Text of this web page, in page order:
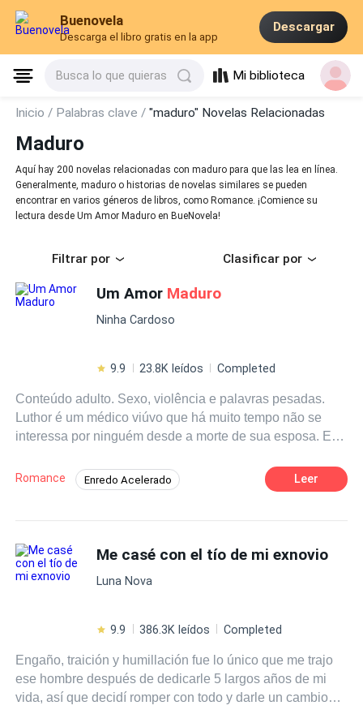
Buenovela
Descarga el libro gratis en la app
Descargar
Busca lo que quieras Mi biblioteca
Inicio / Palabras clave /"maduro" Novelas Relacionadas
Maduro
Aquí hay 200 novelas relacionadas con maduro para que las lea en línea.
Generalmente, maduro o historias de novelas similares se pueden
encontrar en varios géneros de libros, como Romance. ¡Comience su
lectura desde Um Amor Maduro en BueNovela!
Filtrar por Clasificar por
Um Amor Maduro
Ninha Cardoso
9.9 23.8K leídos Completed
Conteúdo adulto. Sexo, violência e palavras pesadas.
Luthor é um médico viúvo que há muito tempo não se
interessa por ninguém desde a morte de sua esposa. Ele
seu coração está aberto a novas experiências e ele
começa a ver Ane, uma amiga de seus filhos, com outros
Ele se acha velho demais para ela. Já Ane, não vê
problema nenhum na diferença de idade entre ela e
Luthor e sempre gostou dele secretamente. Sempre o
respeitava seu luto. Agora que ele parece interessado,
contar com a sorte para que seu desejo se realize.
Romance Enredo Acelerado
Amor Proibido Secretário/Secretária
Inteligente
Leer
Me casé con el tío de mi exnovio
Luna Nova
9.9 386.3K leídos Completed
Engaño, traición y humillación fue lo único que me trajo
ese hombre después de dedicarle 5 largos años de mi
vida, así que decidí romper con todo y darle un cambio